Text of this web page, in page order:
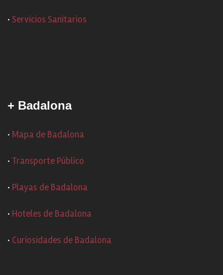
· Servicios Sanitarios
+ Badalona
· Mapa de Badalona
· Transporte Público
· Playas de Badalona
· Hoteles de Badalona
· Curiosidades de Badalona